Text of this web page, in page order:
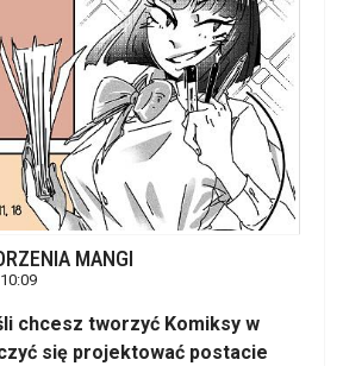
MANGI
chcesz tworzyć Komiksy w
się projektować postacie